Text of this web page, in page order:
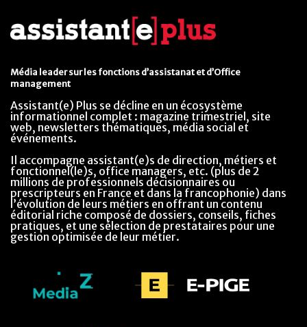
Média leader sur les fonctions d’assistanat et d’Office
management
Assistant(e) Plus se décline en un écosystème
informationnel complet : magazine trimestriel, site
web, newsletters thématiques, média social et
événements.
Il accompagne assistant(e)s de direction, métiers et
fonctionnel(le)s, office managers, etc. (plus de 2
millions de professionnels décisionnaires ou
prescripteurs en France et dans la francophonie) dans
l’évolution de leurs métiers en offrant un contenu
éditorial riche composé de dossiers, conseils, fiches
pratiques, et une sélection de prestataires pour une
gestion optimisée de leur métier.